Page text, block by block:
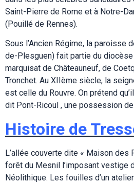
Saint-Pierre de Rome et à Notre-
(Pouillé de Rennes).
Sous l’Ancien Régime, la paroisse
de-Plesguen) fait partie du
marquisat de Châteauneuf, de
Tronchet. Au XIIème siècle, la
est celle du Rouvre. On prétend
dit Pont-Ricoul , une possession
Histoire de
L’allée couverte dite « Maison des
forêt du Mesnil l’imposant vestige
Néolithique. Les fouilles d’un